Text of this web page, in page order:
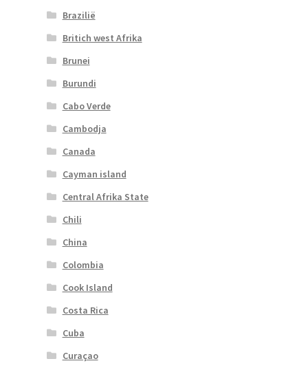
Brazilië
Britich west Afrika
Brunei
Burundi
Cabo Verde
Cambodja
Canada
Cayman island
Central Afrika State
Chili
China
Colombia
Cook Island
Costa Rica
Cuba
Curaçao